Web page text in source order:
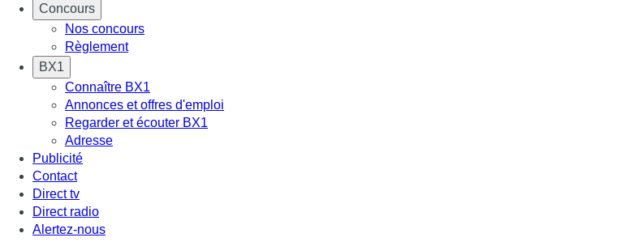
Concours
Nos concours
Règlement
BX1
Connaître BX1
Annonces et offres d'emploi
Regarder et écouter BX1
Adresse
Publicité
Contact
Direct tv
Direct radio
Alertez-nous